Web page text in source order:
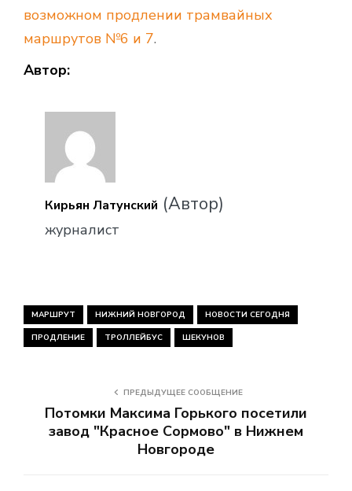
возможном продлении трамвайных
маршрутов №6 и 7.
Автор:
Кирьян Латунский (Автор)
журналист
МАРШРУТ НИЖНИЙ НОВГОРОД НОВОСТИ СЕГОДНЯ
ПРОДЛЕНИЕ ТРОЛЛЕЙБУС ШЕКУНОВ
ПРЕДЫДУЩЕЕ СООБЩЕНИЕ
Потомки Максима Горького посетили
завод "Красное Сормово" в Нижнем
Новгороде